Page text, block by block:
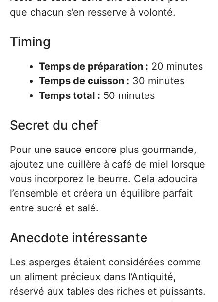
que chacun s’en resserve à volonté.
Timing
Temps de préparation : 20 minutes
Temps de cuisson : 30 minutes
Temps total : 50 minutes
Secret du chef
Pour une sauce encore plus gourmande,
ajoutez une cuillère à café de miel lorsque
vous incorporez le beurre. Cela adoucira
l’ensemble et créera un équilibre parfait
entre sucré et salé.
Anecdote intéressante
Les asperges étaient considérées comme
un aliment précieux dans l’Antiquité,
réservé aux tables des riches et puissants.